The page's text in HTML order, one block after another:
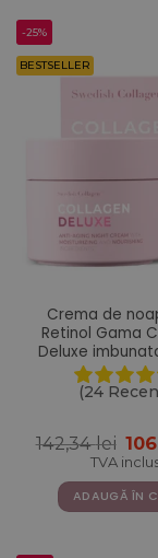
-25%
BESTSELLER
Crema de
Retinol Gama
Deluxe
Aloe Vera, Unt
Vitamina E si
(24
142,34lei
a
TVA
ADAUGĂ ÎN